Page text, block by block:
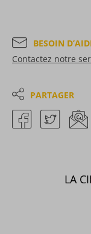
BESOIN
Contactez notre
PARTAGER
LA